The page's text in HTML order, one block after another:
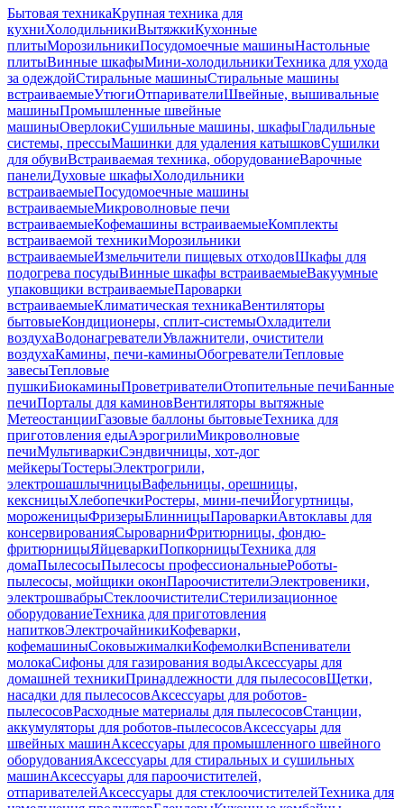
Бытовая техникаКрупная техника для
кухниХолодильникиВытяжкиКухонные
плитыМорозильникиПосудомоечные машиныНастольные
плитыВинные шкафыМини-холодильникиТехника для ухода
за одеждойСтиральные машиныСтиральные машины
встраиваемыеУтюгиОтпаривателиШвейные, вышивальные
машиныПромышленные швейные
машиныОверлокиСушильные машины, шкафыГладильные
системы, прессыМашинки для удаления катышковСушилки
для обувиВстраиваемая техника, оборудованиеВарочные
панелиДуховые шкафыХолодильники
встраиваемыеПосудомоечные машины
встраиваемыеМикроволновые печи
встраиваемыеКофемашины встраиваемыеКомплекты
встраиваемой техникиМорозильники
встраиваемыеИзмельчители пищевых отходовШкафы для
подогрева посудыВинные шкафы встраиваемыеВакуумные
упаковщики встраиваемыеПароварки
встраиваемыеКлиматическая техникаВентиляторы
бытовыеКондиционеры, сплит-системыОхладители
воздухаВодонагревателиУвлажнители, очистители
воздухаКамины, печи-каминыОбогревателиТепловые
завесыТепловые
пушкиБиокаминыПроветривателиОтопительные печиБанные
печиПорталы для каминовВентиляторы вытяжные
МетеостанцииГазовые баллоны бытовыеТехника для
приготовления едыАэрогрилиМикроволновые
печиМультиваркиСэндвичницы, хот-дог
мейкерыТостерыЭлектрогрили,
электрошашлычницыВафельницы, орешницы,
кексницыХлебопечкиРостеры, мини-печиЙогуртницы,
мороженицыФризерыБлинницыПароваркиАвтоклавы для
консервированияСыроварниФритюрницы, фондю-
фритюрницыЯйцеваркиПопкорницыТехника для
домаПылесосыПылесосы профессиональныеРоботы-
пылесосы, мойщики оконПароочистителиЭлектровеники,
электрошвабрыСтеклоочистителиСтерилизационное
оборудованиеТехника для приготовления
напитковЭлектрочайникиКофеварки,
кофемашиныСоковыжималкиКофемолкиВспениватели
молокаСифоны для газирования водыАксессуары для
домашней техникиПринадлежности для пылесосовЩетки,
насадки для пылесосовАксессуары для роботов-
пылесосовРасходные материалы для пылесосовСтанции,
аккумуляторы для роботов-пылесосовАксессуары для
швейных машинАксессуары для промышленного швейного
оборудованияАксессуары для стиральных и сушильных
машинАксессуары для пароочистителей,
отпаривателейАксессуары для стеклоочистителейТехника для